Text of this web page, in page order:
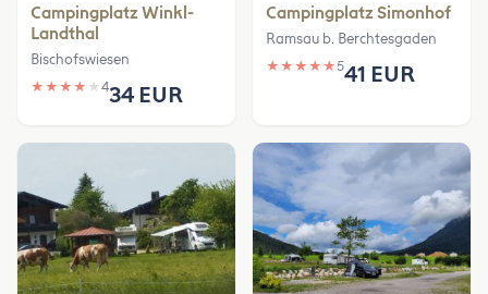
Campingplatz Winkl-
Landthal
Bischofswiesen
★ ★ ★ ★ ★ 434 EUR
Campingplatz Simonhof
Ramsau b. Berchtesgaden
★ ★ ★ ★ ★541 EUR